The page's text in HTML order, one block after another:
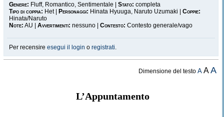
Genere: Fluff, Romantico, Sentimentale | Stato: completa
Tipo di coppia: Het | Personaggi: Hinata Hyuuga, Naruto Uzumaki | Coppie:
Hinata/Naruto
Note: AU | Avvertimenti: nessuno | Contesto: Contesto generale/vago
Per recensire esegui il login o registrati.
Dimensione del testoA AA
L’Appuntamento